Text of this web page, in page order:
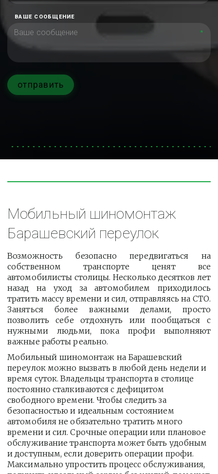
ВАШЕ СООБЩЕНИЕ
*
отправить
Мобильный шиномонтаж
Барашевский переулок
Возможность безопасно передвигаться на
собственном транспорте ценят все
автомобилисты столицы. Несколько десятков лет
назад на уход за автомобилем приходилось
тратить массу времени и сил, отправляясь на СТО.
Заняться более важными делами, просто
позволить себе отдохнуть или пообщаться с
нужными людьми, пока профи выполняют
важные работы реально.
Мобильный шиномонтаж на Барашевский
переулок можно вызвать в любой день недели и
время суток. Владельцы транспорта в столице
постоянно сталкиваются с дефицитом
свободного времени. Чтобы следить за
безопасностью и идеальным состоянием
автомобиля не обязательно тратить много
времени и сил. Срочные операции или плановое
обслуживание транспорта может быть удобным
и доступным, если доверить операции профи.
Максимально упростить процесс обслуживания,